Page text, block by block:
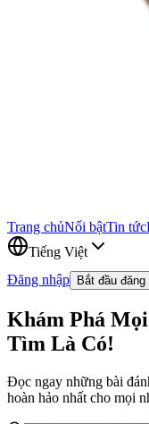
Trang chủNổi bậtTin tức
Tiếng Việt
Đăng nhập
Bắt đầu đăng
Khám Phá
Tìm Là Có!
Đọc ngay những bài
hoàn hảo nhất cho mọi